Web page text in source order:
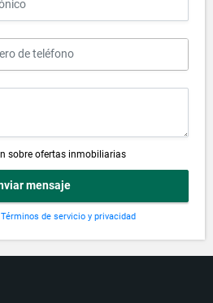
sobre ofertas inmobiliarias
mensaje
Términos de servicio y privacidad